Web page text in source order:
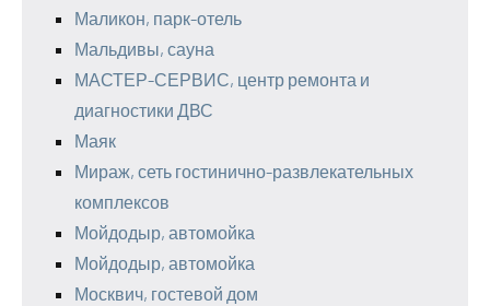
Маликон, парк-отель
Мальдивы, сауна
МАСТЕР-СЕРВИС, центр ремонта и
диагностики ДВС
Маяк
Мираж, сеть гостинично-развлекательных
комплексов
Мойдодыр, автомойка
Мойдодыр, автомойка
Москвич, гостевой дом